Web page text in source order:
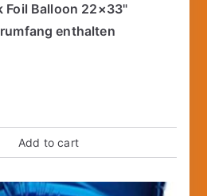
Foil Balloon 22×33"
enthalten
Add to cart